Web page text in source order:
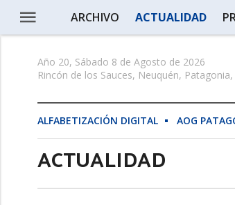
ARCHIVO ACTUALIDAD
Año 20, Sábado 8 de Agosto de 2026
Rincón de los Sauces, Neuquén,
ALFABETIZACIÓN DIGITAL AOG
ACTUALIDAD